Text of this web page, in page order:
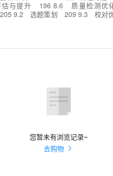
与提升 196 8.6 质量检测
9.2 选题策划 209 9.3 校对
判 237 10.3 全球物流预警
您暂未有浏览记录~
去购物